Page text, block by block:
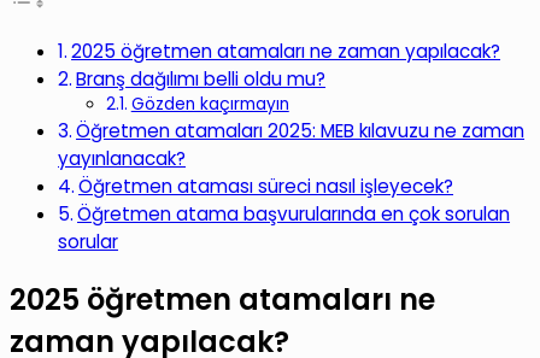
2025 öğretmen atamaları ne zaman yapılacak?
Branş dağılımı belli oldu mu?
Gözden kaçırmayın
Öğretmen atamaları 2025: MEB kılavuzu ne zaman
yayınlanacak?
Öğretmen ataması süreci nasıl işleyecek?
Öğretmen atama başvurularında en çok sorulan
sorular
2025 öğretmen atamaları ne
zaman yapılacak?